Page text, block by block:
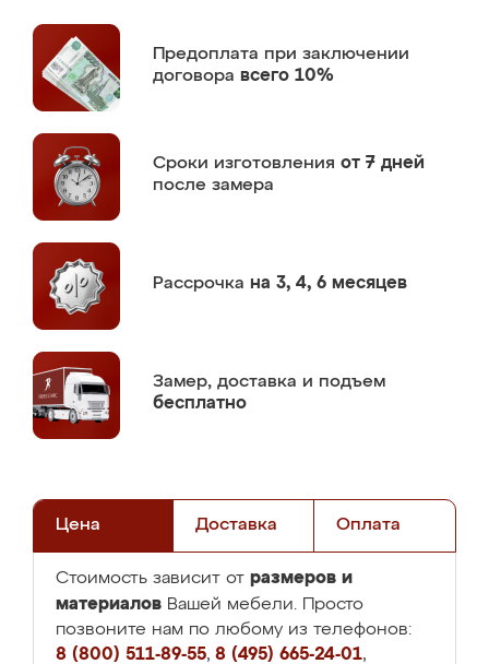
Предоплата при заключении
договора всего 10%
Сроки изготовления от 7 дней
после замера
Рассрочка на 3, 4, 6 месяцев
Замер, доставка и подъем
бесплатно
Цена Доставка Оплата
Стоимость зависит от размеров и
материалов Вашей мебели. Просто
позвоните нам по любому из телефонов:
8 (800) 511-89-55, 8 (495) 665-24-01,